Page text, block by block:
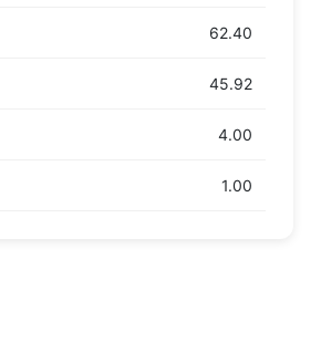
62.40
45.92
4.00
1.00